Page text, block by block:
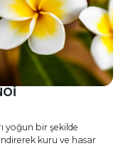
yoğun bir şekilde
kuru ve hasar